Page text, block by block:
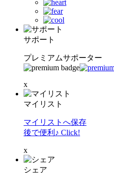
サポート
プレミアムサポーター
x
マイリスト
マイリストへ保存
後で便利♪ Click!
x
シェア